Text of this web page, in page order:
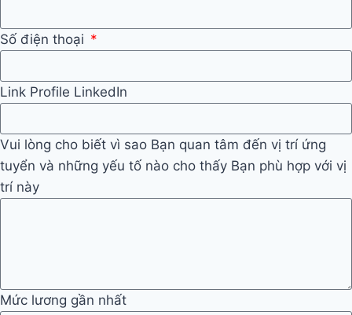
Số điện thoại
Link Profile LinkedIn
Vui lòng cho biết vì sao Bạn quan tâm đến vị trí ứng
tuyển và những yếu tố nào cho thấy Bạn phù hợp với vị
trí này
Mức lương gần nhất